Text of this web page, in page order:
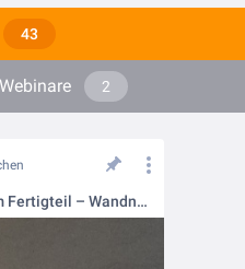
43
2
Vom Ständerwerk zum Fertigteil – Wandnischen für Bad & Dusche